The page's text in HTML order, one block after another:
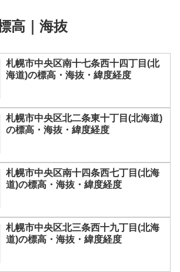
高｜海抜
札幌市中央区南十七条西十四丁目(北
海道)の標高・海抜・緯度経度
札幌市中央区北二条東十丁目(北海道)
の標高・海抜・緯度経度
札幌市中央区南十四条西七丁目(北海
道)の標高・海抜・緯度経度
札幌市中央区北三条西十九丁目(北海
道)の標高・海抜・緯度経度